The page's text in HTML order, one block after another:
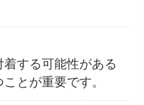
する可能性がある
とが重要です。